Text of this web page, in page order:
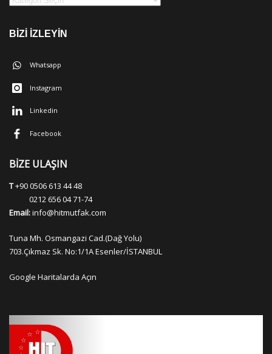
BİZİ İZLEYİN
Whatsapp
Instagram
Linkedin
Facebook
BİZE ULAŞIN
T+90 0506 613 44 48
0212 656 04 71-74
Email:info@hitmutfak.com
Tuna Mh. Osmangazi Cad.(Dağ Yolu)
703.Çıkmaz Sk. No:1/1A Esenler/İSTANBUL
Google Haritalarda Açın